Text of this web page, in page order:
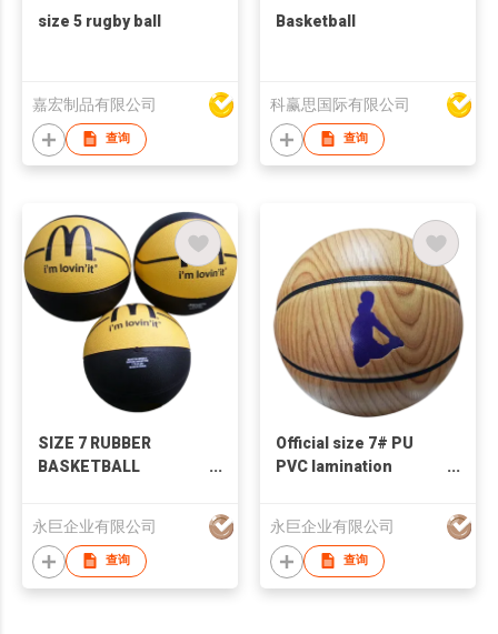
size 5 rugby ball
嘉宏制品有限公司
查询
Basketball
科赢思国际有限公司
查询
SIZE 7 RUBBER
BASKETBALL
永巨企业有限公司
查询
Official size 7# PU
PVC lamination
永巨企业有限公司
查询